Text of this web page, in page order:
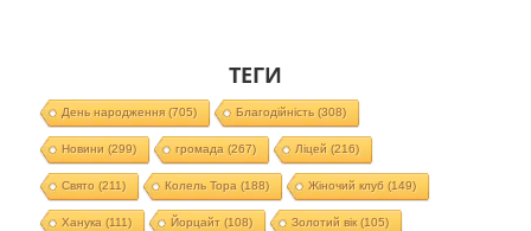
ТЕГИ
День народження(705) Благодійність (308)
Новини (299) громада (267) Ліцей (216)
Свято (211) Колель Тора (188) Жіночий клуб (149)
Ханука (111) Йорцайт (108) Золотий вік(105)